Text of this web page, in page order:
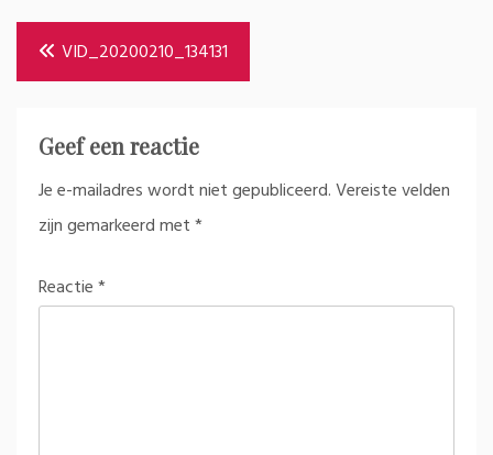
Bericht
navigatie
VID_20200210_134131
Geef een reactie
Je e-mailadres wordt niet gepubliceerd.Vereiste velden
zijn gemarkeerd met*
Reactie*